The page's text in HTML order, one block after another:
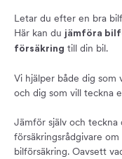
Letar du efter en bra
Här kan du jämföra
försäkring till din bil.
Vi hjälper både dig som
och dig som vill teckna
Jämför själv och
försäkringsrådgivare
bilförsäkring. Oavsett